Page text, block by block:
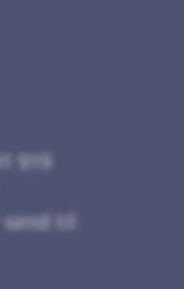
919
til